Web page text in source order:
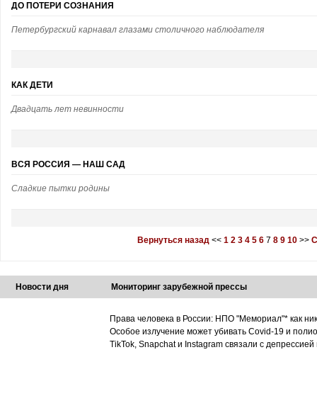
ДО ПОТЕРИ СОЗНАНИЯ
Петербургский карнавал глазами столичного наблюдателя
КАК ДЕТИ
Двадцать лет невинности
ВСЯ РОССИЯ — НАШ САД
Сладкие пытки родины
Вернуться назад<< 1 2 3 4 5 6 7 8 9 10>>
Новости дня Мониторинг зарубежной прессы
Права человека в России: НПО "Мемориал"* как
Особое излучение может убивать Covid-19 и
TikTok, Snapchat и Instagram связали с